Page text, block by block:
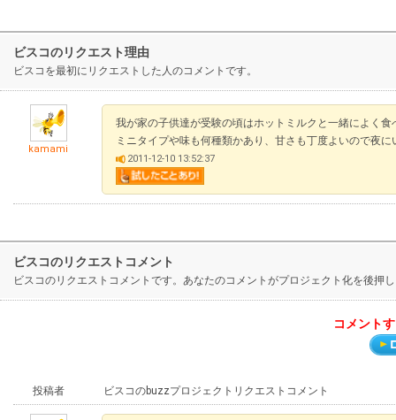
ビスコのリクエスト理由
ビスコを最初にリクエストした人のコメントです。
kamami
我が家の子供達が受験の頃はホットミルクと一緒によく食
ミニタイプや味も何種類かあり、甘さも丁度よいので夜
2011-12-10 13:52:37
ビスコのリクエストコメント
ビスコのリクエストコメントです。あなたのコメントがプロジェクト化を後押
コメント
投稿者 ビスコのbuzzプロジェクトリクエストコメント